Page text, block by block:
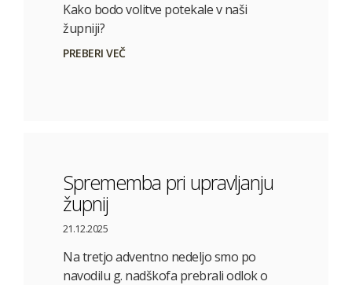
Kako bodo volitve potekale v naši
župniji?
PREBERI VEČ
Sprememba pri upravljanju
župnij
21.12.2025
Na tretjo adventno nedeljo smo po
navodilu g. nadškofa prebrali odlok o